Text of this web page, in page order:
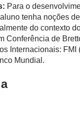
Para o
tenha noções
do contexto do
Conferência de
Internacionais: FMI
Mundial.